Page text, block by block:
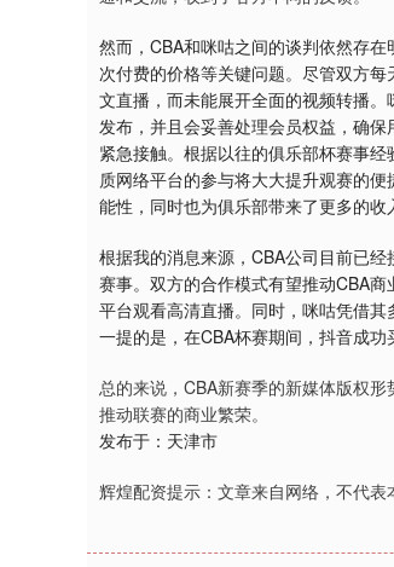
然而，CBA和咪咕之间的谈判依然存
次付费的价格等关键问题。尽管双方
文直播，而未能展开全面的视频转播
发布，并且会妥善处理会员权益，确
紧急接触。根据以往的俱乐部杯赛事
质网络平台的参与将大大提升观赛的
能性，同时也为俱乐部带来了更多的收
根据我的消息来源，CBA公司目前已
赛事。双方的合作模式有望推动CBA
平台观看高清直播。同时，咪咕凭借
一提的是，在CBA杯赛期间，抖音成
总的来说，CBA新赛季的新媒体版权
推动联赛的商业繁荣。
发布于：天津市
辉煌配资提示：文章来自网络，不代表